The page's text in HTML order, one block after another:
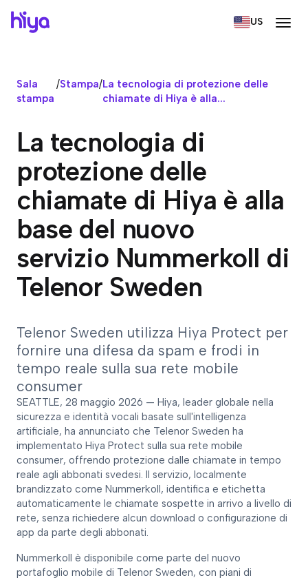
US
Sala
stampa
/Stampa/La tecnologia di protezione delle
chiamate di Hiya è alla...
La tecnologia di
protezione delle
chiamate di Hiya è alla
base del nuovo
servizio Nummerkoll di
Telenor Sweden
Telenor Sweden utilizza Hiya Protect per
fornire una difesa da spam e frodi in
tempo reale sulla sua rete mobile
consumer
SEATTLE, 28 maggio 2026 — Hiya, leader globale nella
sicurezza e identità vocali basate sull'intelligenza
artificiale, ha annunciato che Telenor Sweden ha
implementato Hiya Protect sulla sua rete mobile
consumer, offrendo protezione dalle chiamate in tempo
reale agli abbonati svedesi. Il servizio, localmente
brandizzato come Nummerkoll, identifica e etichetta
automaticamente le chiamate sospette in arrivo a livello di
rete, senza richiedere alcun download o configurazione di
app da parte degli abbonati.
Nummerkoll è disponibile come parte del nuovo
portafoglio mobile di Telenor Sweden, con piani di